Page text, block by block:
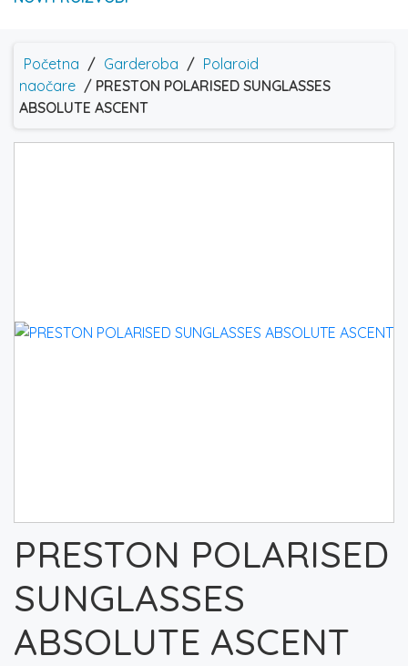
Početna / Garderoba / Polaroid
naočare / PRESTON POLARISED SUNGLASSES
ABSOLUTE ASCENT
PRESTON POLARISED
SUNGLASSES
ABSOLUTE ASCENT